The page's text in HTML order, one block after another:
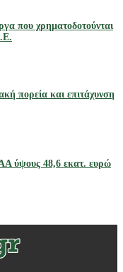
που χρηματοδοτούνται
πορεία και επιτάχυνση
ύψους 48,6 εκατ. ευρώ